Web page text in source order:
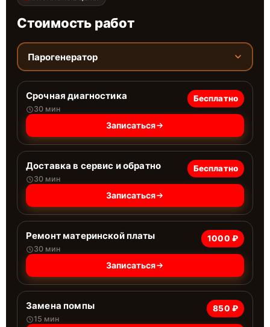
Стоимость работ
Парогенератор
Срочная диагностика
30 мин
Бесплатно
Записаться
Доставка в сервис и обратно
30 мин
Бесплатно
Записаться
Ремонт материнской платы
30 мин
1000 ₽
Записаться
Замена помпы
15 мин
850 ₽